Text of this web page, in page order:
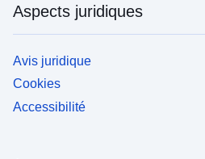
Aspects juridiques
Avis juridique
Cookies
Accessibilité